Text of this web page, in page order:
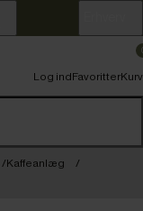
Log indFavoritterKurv
Kaffeanlæg